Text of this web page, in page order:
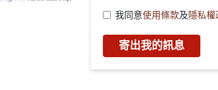
我同意使用條款及隱私權
寄出我的訊息